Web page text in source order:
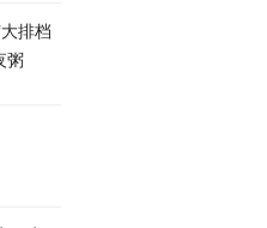
排档
粥